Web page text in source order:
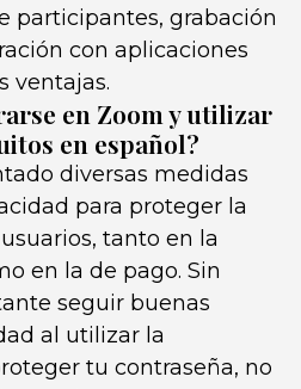
participantes, grabación
con aplicaciones
ventajas.
en Zoom y utilizar
en español?
diversas medidas
para proteger la
tanto en la
en la de pago. Sin
seguir buenas
al utilizar la
tu contraseña, no